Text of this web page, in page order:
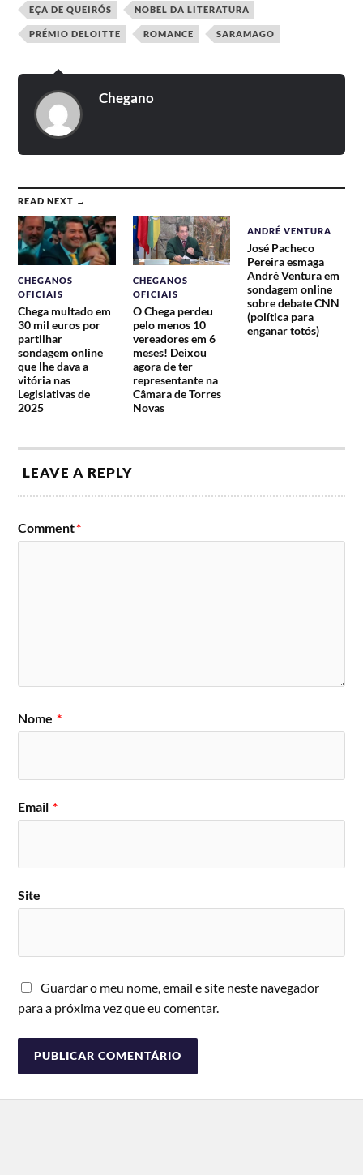
EÇA DE QUEIRÓS NOBEL DA LITERATURA
PRÉMIO DELOITTE ROMANCE SARAMAGO
Chegano
READ NEXT →
CHEGANOS
OFICIAIS
Chega multado em
30 mil euros por
partilhar
sondagem online
que lhe dava a
vitória nas
Legislativas de
2025
CHEGANOS
OFICIAIS
O Chega perdeu
pelo menos 10
vereadores em 6
meses! Deixou
agora de ter
representante na
Câmara de Torres
Novas
ANDRÉ VENTURA
José Pacheco
Pereira esmaga
André Ventura em
sondagem online
sobre debate CNN
(política para
enganar totós)
LEAVE A REPLY
Comment*
Nome *
Email *
Site
Guardar o meu nome, email e site neste navegador
para a próxima vez que eu comentar.